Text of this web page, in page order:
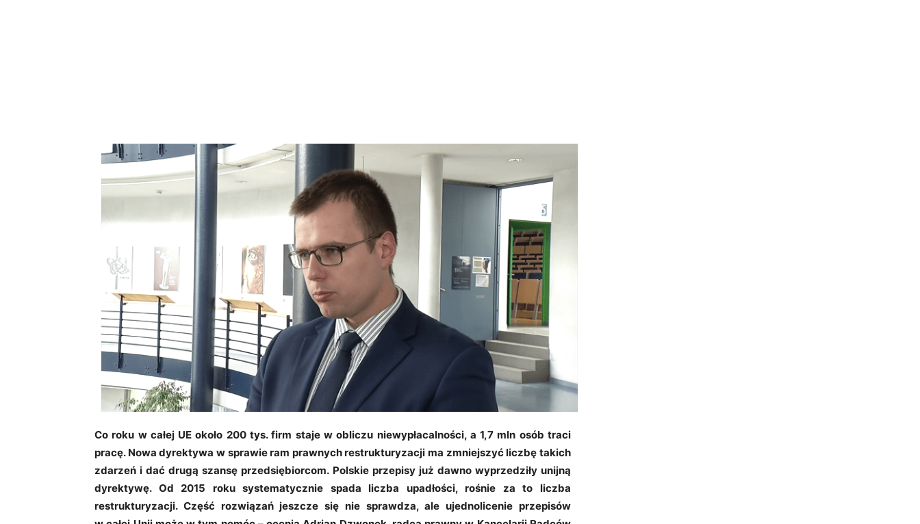
Co roku w całej UE około 200 tys. firm staje w obliczu niewypłacalności, a 1,7 mln osób traci
pracę. Nowa dyrektywa w sprawie ram prawnych restrukturyzacji ma zmniejszyć liczbę takich
zdarzeń i dać drugą szansę przedsiębiorcom. Polskie przepisy już dawno wyprzedziły unijną
dyrektywę. Od 2015 roku systematycznie spada liczba upadłości, rośnie za to liczba
restrukturyzacji. Część rozwiązań jeszcze się nie sprawdza, ale ujednolicenie przepisów